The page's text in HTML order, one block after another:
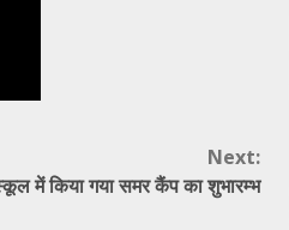
Next:
में किया गया समर कैंप का शुभारम्भ